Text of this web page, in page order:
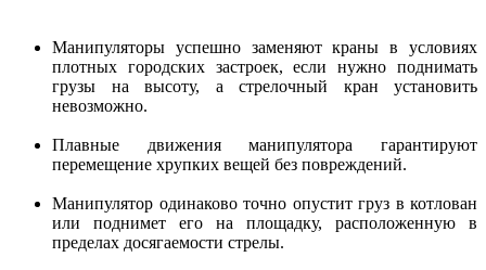
Манипуляторы успешно заменяют краны в условиях
плотных городских застроек, если нужно поднимать
грузы на высоту, а стрелочный кран установить
невозможно.
Плавные движения манипулятора гарантируют
перемещение хрупких вещей без повреждений.
Манипулятор одинаково точно опустит груз в котлован
или поднимет его на площадку, расположенную в
пределах досягаемости стрелы.